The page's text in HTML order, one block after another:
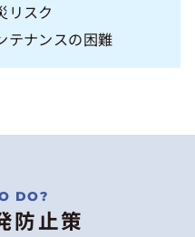
リスク
テナンスの困難
防止策